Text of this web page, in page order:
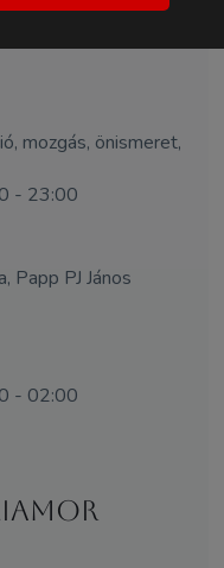
mozgás, önismeret,
- 23:00
Papp PJ János
- 02:00